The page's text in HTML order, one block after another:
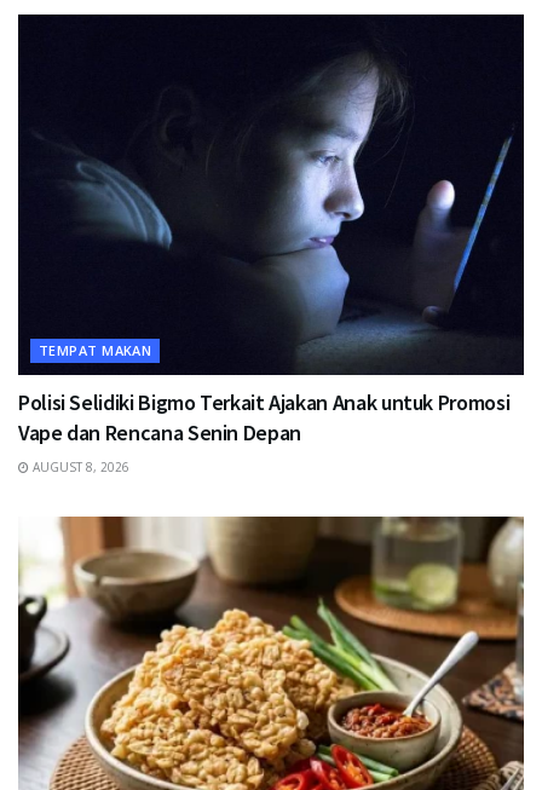
TEMPAT MAKAN
Polisi Selidiki Bigmo Terkait Ajakan Anak untuk Promosi
Vape dan Rencana Senin Depan
AUGUST 8, 2026